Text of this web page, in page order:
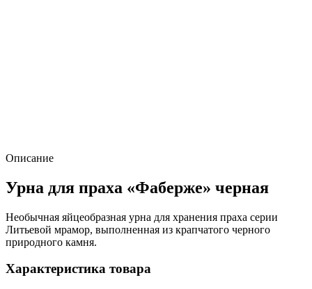
Описание
Урна для праха «Фаберже» черная
Необычная яйцеобразная урна для хранения праха серии
Литьевой мрамор, выполненная из крапчатого черного
природного камня.
Характеристика товара